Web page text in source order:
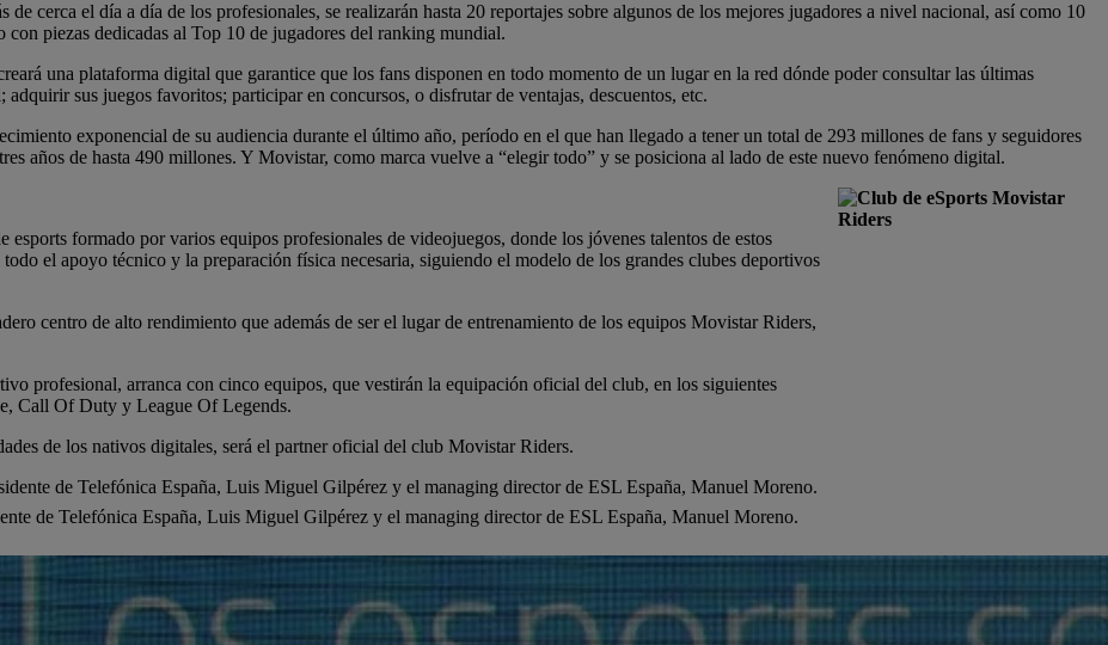
cerca el día a día de los profesionales, se realizarán hasta 20 reportajes sobre algunos de los mejores jugadores a nivel nacional, así como 10
con piezas dedicadas al Top 10 de jugadores del ranking mundial.
una plataforma digital que garantice que los fans disponen en todo momento de un lugar en la red dónde poder consultar las últimas
sus juegos favoritos; participar en concursos, o disfrutar de ventajas, descuentos, etc.
exponencial de su audiencia durante el último año, período en el que han llegado a tener un total de 293 millones de fans y seguidores
años de hasta 490 millones. Y Movistar, como marca vuelve a “elegir todo” y se posiciona al lado de este nuevo fenómeno digital.
formado por varios equipos profesionales de videojuegos, donde los jóvenes talentos de estos
el apoyo técnico y la preparación física necesaria, siguiendo el modelo de los grandes clubes deportivos
centro de alto rendimiento que además de ser el lugar de entrenamiento de los equipos Movistar Riders,
profesional, arranca con cinco equipos, que vestirán la equipación oficial del club, en los siguientes
Call Of Duty y League Of Legends.
de los nativos digitales, será el partner oficial del club Movistar Riders.
de Telefónica España, Luis Miguel Gilpérez y el managing director de ESL España, Manuel Moreno.